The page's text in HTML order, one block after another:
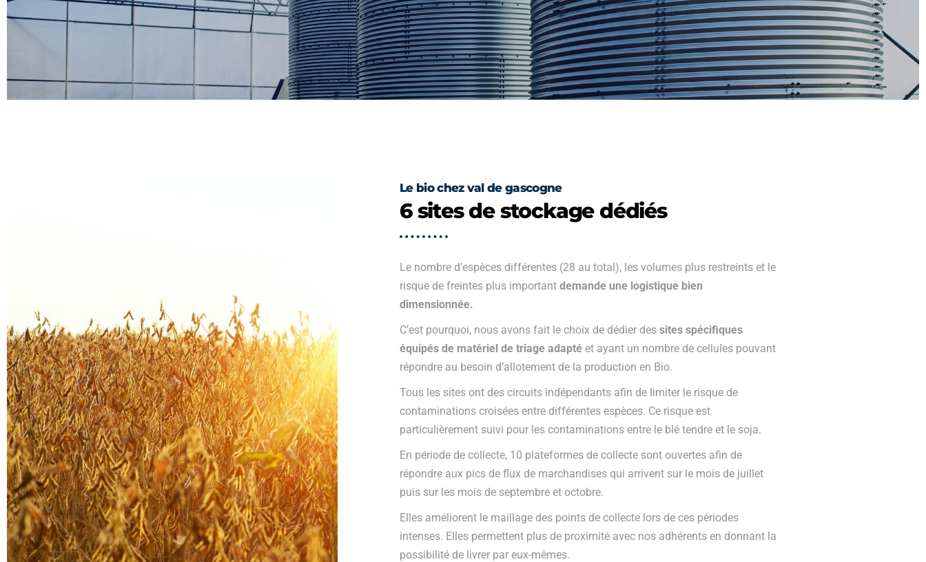
Le bio chez val de gascogne
6 sites de stockage dédiés
Le nombre d’espèces différentes (28 au total), les volumes plus restreints et le
risque de freintes plus important demande une logistique bien
dimensionnée.
C’est pourquoi, nous avons fait le choix de dédier des sites spécifiques
équipés de matériel de triage adapté et ayant un nombre de cellules pouvant
répondre au besoin d’allotement de la production en Bio.
Tous les sites ont des circuits indépendants afin de limiter le risque de
contaminations croisées entre différentes espèces. Ce risque est
particulièrement suivi pour les contaminations entre le blé tendre et le soja.
En période de collecte, 10 plateformes de collecte sont ouvertes afin de
répondre aux pics de flux de marchandises qui arrivent sur le mois de juillet
puis sur les mois de septembre et octobre.
Elles améliorent le maillage des points de collecte lors de ces périodes
intenses. Elles permettent plus de proximité avec nos adhérents en donnant la
possibilité de livrer par eux-mêmes.